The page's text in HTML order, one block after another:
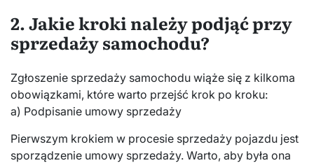
2. Jakie kroki należy podjąć przy
sprzedaży samochodu?
Zgłoszenie sprzedaży samochodu wiąże się z kilkoma
obowiązkami, które warto przejść krok po kroku:
a) Podpisanie umowy sprzedaży
Pierwszym krokiem w procesie sprzedaży pojazdu jest
sporządzenie umowy sprzedaży. Warto, aby była ona